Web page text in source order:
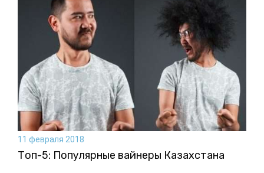
11 февраля 2018
Топ-5: Популярные вайнеры Казахстана